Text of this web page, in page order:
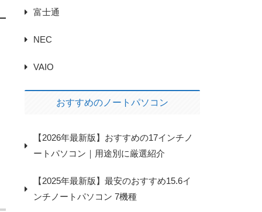
富士通
NEC
VAIO
おすすめのノートパソコン
【2026年最新版】おすすめの17インチノ
ートパソコン｜用途別に厳選紹介
【2025年最新版】最安のおすすめ15.6イ
ンチノートパソコン 7機種